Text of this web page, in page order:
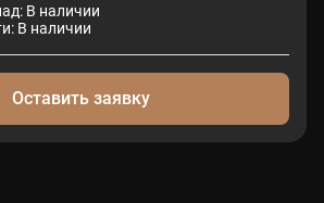
В наличии
В наличии
Оставить заявку